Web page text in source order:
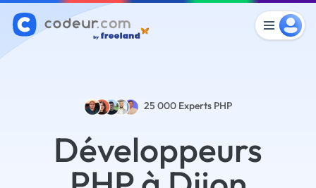
25 000 Experts PHP
Développeurs